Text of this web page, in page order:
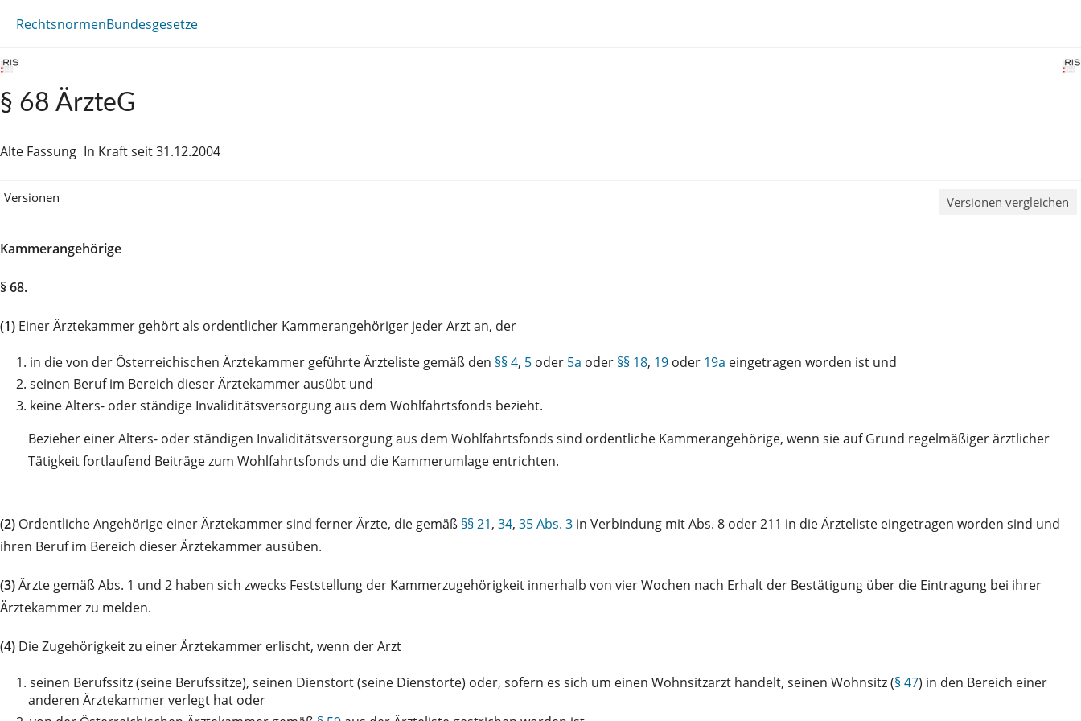
RechtsnormenBundesgesetze
§ 68 ÄrzteG
Alte Fassung In Kraft seit 31.12.2004
Versionen Versionen vergleichen
Kammerangehörige
§ 68.
(1) Einer Ärztekammer gehört als ordentlicher Kammerangehöriger jeder Arzt an, der
1. in die von der Österreichischen Ärztekammer geführte Ärzteliste gemäß den §§ 4, 5 oder 5a oder §§ 18, 19 oder 19a eingetragen worden ist und
2. seinen Beruf im Bereich dieser Ärztekammer ausübt und
3. keine Alters- oder ständige Invaliditätsversorgung aus dem Wohlfahrtsfonds bezieht.
Bezieher einer Alters- oder ständigen Invaliditätsversorgung aus dem Wohlfahrtsfonds sind ordentliche Kammerangehörige, wenn sie auf Grund regelmäßiger ärztlicher
Tätigkeit fortlaufend Beiträge zum Wohlfahrtsfonds und die Kammerumlage entrichten.
(2) Ordentliche Angehörige einer Ärztekammer sind ferner Ärzte, die gemäß §§ 21, 34, 35 Abs. 3 in Verbindung mit Abs. 8 oder 211 in die Ärzteliste eingetragen worden sind und
ihren Beruf im Bereich dieser Ärztekammer ausüben.
(3)Ärzte gemäß Abs. 1 und 2 haben sich zwecks Feststellung der Kammerzugehörigkeit innerhalb von vier Wochen nach Erhalt der Bestätigung über die Eintragung bei ihrer
Ärztekammer zu melden.
(4) Die Zugehörigkeit zu einer Ärztekammer erlischt, wenn der Arzt
1. seinen Berufssitz (seine Berufssitze), seinen Dienstort (seine Dienstorte) oder, sofern es sich um einen Wohnsitzarzt handelt, seinen Wohnsitz (§ 47) in den Bereich einer
anderen Ärztekammer verlegt hat oder